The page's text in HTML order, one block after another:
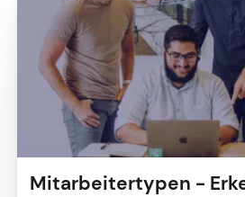
Mitarbeitertypen -